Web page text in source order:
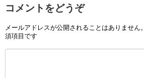
コメントをどうぞ
メールアドレスが公開されることはありません。
須項目です